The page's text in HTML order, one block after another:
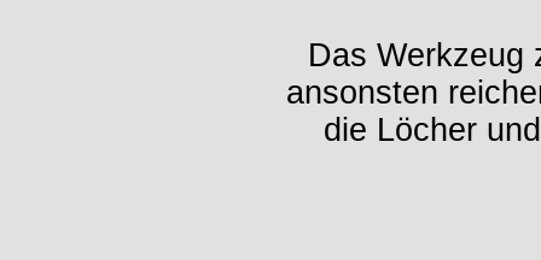
Das Werkzeug
ansonsten
die Löcher